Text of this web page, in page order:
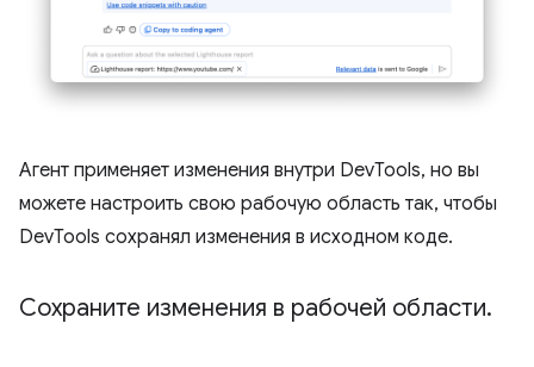
Агент применяет изменения внутри DevTools, но вы
можете настроить свою рабочую область так, чтобы
DevTools сохранял изменения в исходном коде.
Сохраните изменения в рабочей области.